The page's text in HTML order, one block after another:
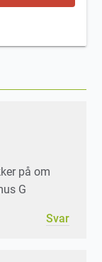
på om
G
Svar